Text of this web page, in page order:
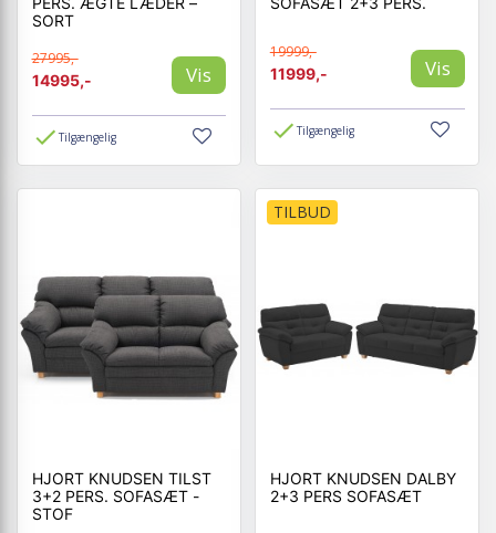
SORT
27995,-
14995,-
Vis
Tilgængelig
19999,-
11999,-
Vis
Tilgængelig
HJORT KNUDSEN TILST
3+2 PERS. SOFASÆT -
STOF
TILBUD
HJORT KNUDSEN DALBY
2+3 PERS SOFASÆT